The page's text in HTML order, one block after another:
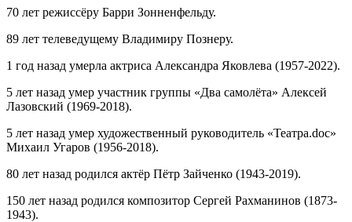
70 лет режиссёру Барри Зонненфельду.
89 лет телеведущему Владимиру Познеру.
1 год назад умерла актриса Александра Яковлева (1957-2022).
5 лет назад умер участник группы «Два самолёта» Алексей
Лазовский (1969-2018).
5 лет назад умер художественный руководитель «Театра.doc»
Михаил Угаров (1956-2018).
80 лет назад родился актёр Пётр Зайченко (1943-2019).
150 лет назад родился композитор Сергей Рахманинов (1873-
1943).